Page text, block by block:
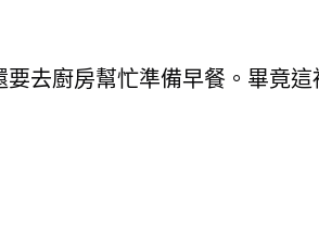
去廚房幫忙準備早餐。畢竟